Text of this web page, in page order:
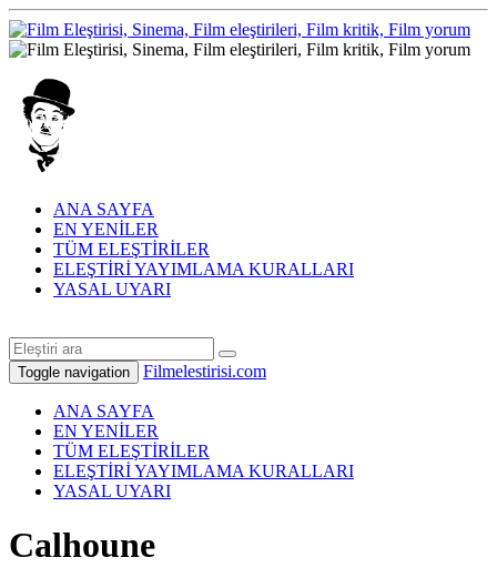
ANA SAYFA
EN YENİLER
TÜM ELEŞTİRİLER
ELEŞTİRİ YAYIMLAMA KURALLARI
YASAL UYARI
Toggle navigation Filmelestirisi.com
ANA SAYFA
EN YENİLER
TÜM ELEŞTİRİLER
ELEŞTİRİ YAYIMLAMA KURALLARI
YASAL UYARI
Calhoune